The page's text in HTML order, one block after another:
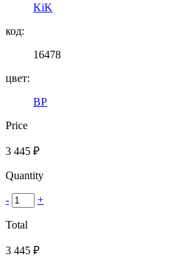
KiK
код:
16478
цвет:
BP
Price
3 445 ₽
Quantity
- +
Total
3 445 ₽